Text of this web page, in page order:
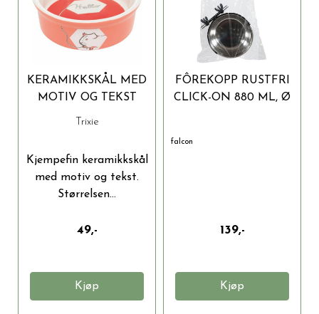
KERAMIKKSKÅL MED
MOTIV OG TEKST
240ML
Trixie
Kjempefin keramikkskål
med motiv og tekst.
Størrelsen...
49,-
Kjøp
FÔREKOPP RUSTFRI
CLICK-ON 880 ML, Ø
falcon
139,-
Kjøp